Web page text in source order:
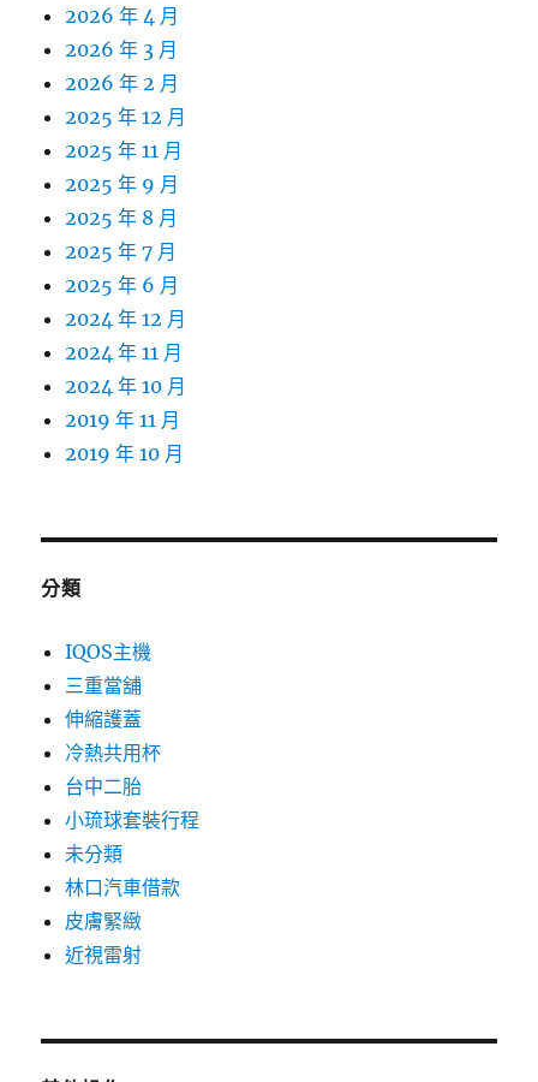
2026 年 4 月
2026 年 3 月
2026 年 2 月
2025 年 12 月
2025 年 11 月
2025 年 9 月
2025 年 8 月
2025 年 7 月
2025 年 6 月
2024 年 12 月
2024 年 11 月
2024 年 10 月
2019 年 11 月
2019 年 10 月
分類
IQOS主機
三重當舖
伸縮護蓋
冷熱共用杯
台中二胎
小琉球套裝行程
未分類
林口汽車借款
皮膚緊緻
近視雷射